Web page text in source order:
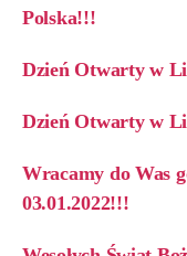
Polska!!!
Dzień Otwarty w
Dzień Otwarty w
Wracamy do Was
03.01.2022!!!